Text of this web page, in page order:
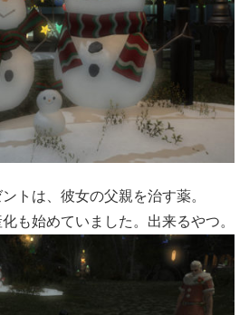
トは、彼女の父親を治す薬。
も始めていました。出来るやつ。